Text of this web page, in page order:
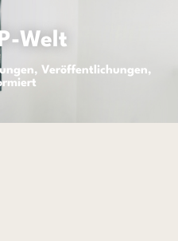
Welt
Veröffentlichungen,